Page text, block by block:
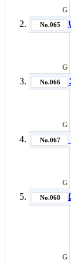
G
No.065
G
No.066
G
No.067
G
No.068
G